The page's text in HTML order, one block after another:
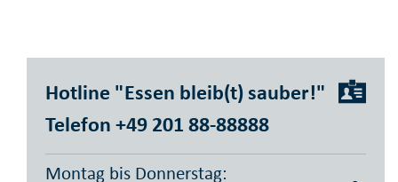
Hotline "Essen bleib(t) sauber!"
Telefon +49 201 88-88888
Montag bis Donnerstag: